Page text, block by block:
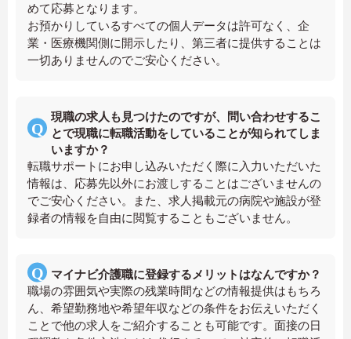
めて応募となります。
お預かりしているすべての個人データは許可なく、企
業・医療機関側に開示したり、第三者に提供することは
一切ありませんのでご安心ください。
現職の求人も見つけたのですが、問い合わせするこ
とで現職に転職活動をしていることが知られてしま
いますか？
転職サポートにお申し込みいただく際に入力いただいた
情報は、応募先以外にお渡しすることはございませんの
でご安心ください。また、求人掲載元の病院や施設が登
録者の情報を自由に閲覧することもございません。
マイナビ介護職に登録するメリットはなんですか？
職場の雰囲気や実際の残業時間などの情報提供はもちろ
ん、希望勤務地や希望年収などの条件をお伝えいただく
ことで他の求人をご紹介することも可能です。面接の日